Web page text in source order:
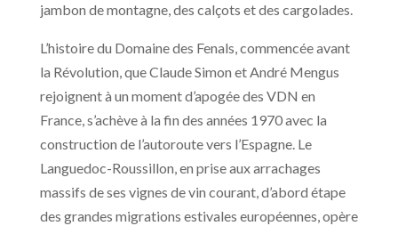
jambon de montagne, des calçots et des cargolades.
L’histoire du Domaine des Fenals, commencée avant
la Révolution, que Claude Simon et André Mengus
rejoignent à un moment d’apogée des VDN en
France, s’achève à la fin des années 1970 avec la
construction de l’autoroute vers l’Espagne. Le
Languedoc-Roussillon, en prise aux arrachages
massifs de ses vignes de vin courant, d’abord étape
des grandes migrations estivales européennes, opère